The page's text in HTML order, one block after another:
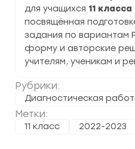
для учащихся 11
посвящённая
задания по вариантам
форму и авторские
учителям, ученикам и
Рубрики:
Диагностическая
Метки:
11 класс 2022-2023
02)
задания
ответы